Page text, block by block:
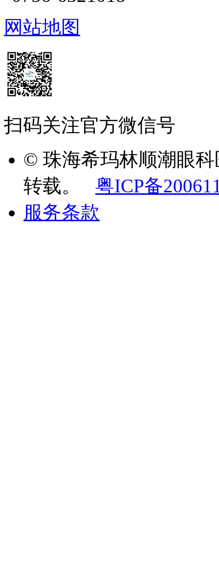
网站地图
扫码关注官方微信号
© 珠海希玛林顺潮眼
转载。
粤ICP备
服务条款